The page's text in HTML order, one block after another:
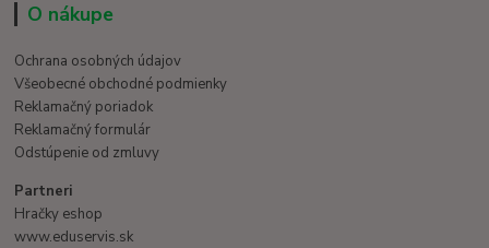
O nákupe
Ochrana osobných údajov
Všeobecné obchodné podmienky
Reklamačný poriadok
Reklamačný formulár
Odstúpenie od zmluvy
Partneri
Hračky eshop
www.eduservis.sk